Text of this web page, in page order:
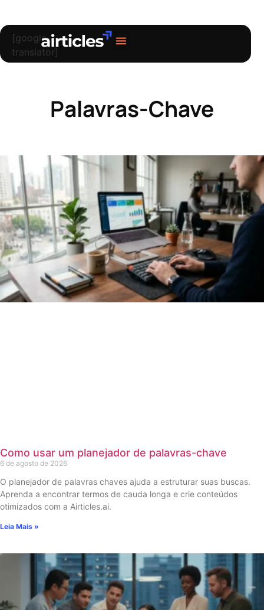
[google-
translator]
Palavras-Chave
Como usar um planejador de palavras-chave
6 de agosto de 2026
O planejador de palavras chaves ajuda a estruturar suas buscas.
Aprenda a encontrar termos de cauda longa e crie conteúdos
otimizados com a Airticles.ai.
Leia Mais »